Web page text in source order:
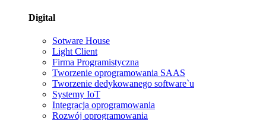
Digital
Sotware House
Light Client
Firma Programistyczna
Tworzenie oprogramowania SAAS
Tworzenie dedykowanego software`u
Systemy IoT
Integracja oprogramowania
Rozwój oprogramowania